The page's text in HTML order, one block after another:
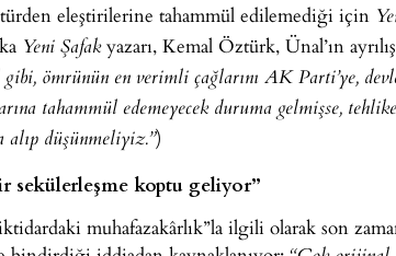
eleştirilerine tahammül edilemediği için
Yeni Şafakyazarı, Kemal Öztürk, Ünal’ın
ömrünün en verimli çağlarını AK Parti’ye,
tahammül edemeyecek duruma gelmişse,
alıp düşünmeliyiz.”)
sekülerleşme koptu geliyor”
muhafazakârlık”la ilgili olarak son